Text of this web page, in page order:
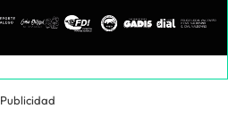
Publicidad